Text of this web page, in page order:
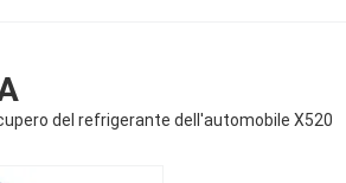
del refrigerante dell'automobile X520